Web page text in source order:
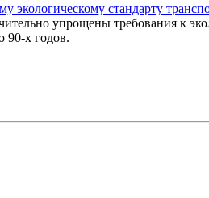
экологическому стандарту
упрощены требования к
90-х годов.